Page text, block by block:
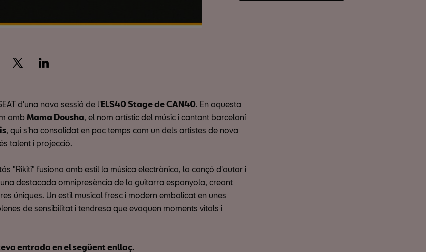
d'una nova sessió de l'ELS40 Stage de CAN40. En aquesta
amb Mama Dousha, el nom artístic del músic i cantant barceloní
, qui s'ha consolidat en poc temps com un dels artistes de nova
talent i projecció.
"Rikiti" fusiona amb estil la música electrònica, la cançó d'autor i
destacada omnipresència de la guitarra espanyola, creant
úniques. Un estil musical fresc i modern embolicat en unes
de sensibilitat i tendresa que evoquen moments vitals i
entrada en el següent enllaç.